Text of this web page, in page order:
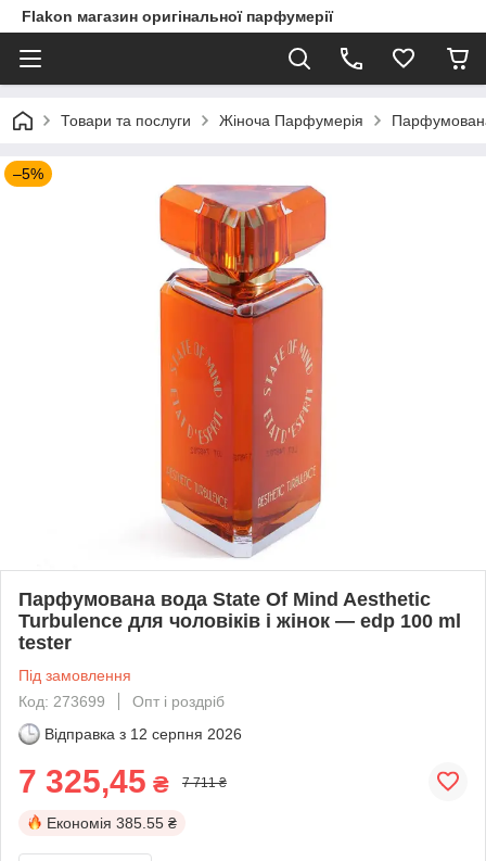
Flakon магазин оригінальної парфумерії
Товари та послуги Жіноча Парфумерія
–5%
Парфумована вода State Of Mind Aesthetic
Turbulence для чоловіків і жінок — edp 100 ml
tester
Під замовлення
Код: 273699
Опт і роздріб
Відправка з 12 серпня 2026
7 325,45 ₴ 7 711 ₴
Економія 385.55 ₴